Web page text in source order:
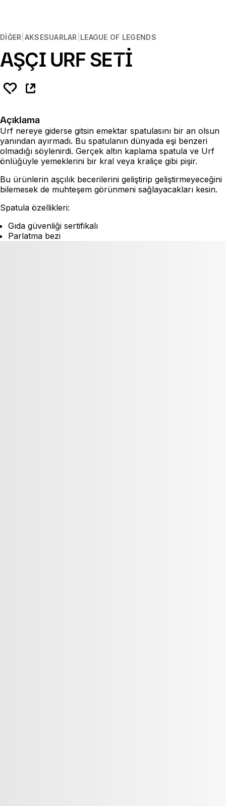
DIĞER AKSESUARLAR LEAGUE OF LEGENDS
AŞÇI URF SETİ
Açıklama
Urf nereye giderse gitsin emektar spatulasını bir an olsun
yanından ayırmadı. Bu spatulanın dünyada eşi benzeri
olmadığı söylenirdi. Gerçek altın kaplama spatula ve Urf
önlüğüyle yemeklerini bir kral veya kraliçe gibi pişir.
Bu ürünlerin aşçılık becerilerini geliştirip geliştirmeyeceğini
bilemesek de muhteşem görünmeni sağlayacakları kesin.
Spatula özellikleri:
Gıda güvenliği sertifikalı
Parlatma bezi